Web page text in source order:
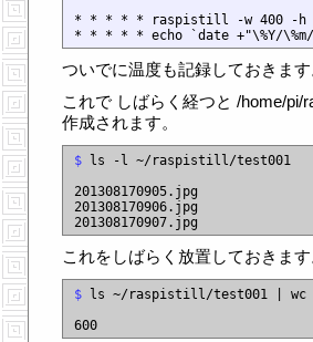
* * * * * raspistill -w 400 -h
ついでに温度も記録しておきます
これで しばらく経つと /home/pi/
作成されます。
$ ls -l ~/raspistill/test001
201308170905.jpg
201308170906.jpg
これをしばらく放置しておきます
$ ls ~/raspistill/test001 |